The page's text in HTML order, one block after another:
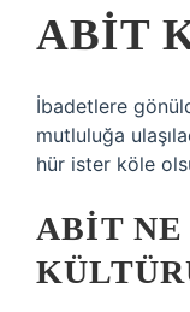
ABIT
İbadetlere
mutluluğa
hür ister köle
ABIT